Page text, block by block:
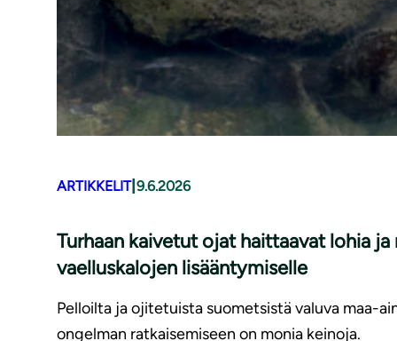
ARTIKKELIT| 9.6.2026
Turhaan kaivetut ojat haittaavat lohia
vaelluskalojen lisääntymiselle
Pelloilta ja ojitetuista suometsistä valuva maa-
ongelman ratkaisemiseen on monia keinoja.